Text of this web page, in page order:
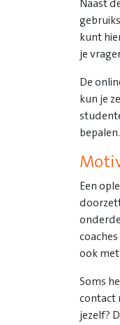
Naast
kunt
je
De
kun je
Een
ook
Soms
contact
jezelf?